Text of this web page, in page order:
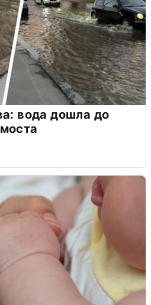
вода дошла до